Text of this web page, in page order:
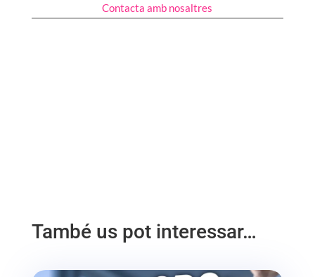
Contacta amb nosaltres
També us pot interessar…